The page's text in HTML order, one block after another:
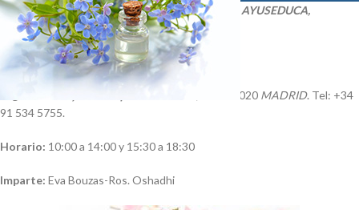
Taller organizado por la Asociación de Ayurveda AYUSEDUCA,
ayuseduca.org
Fecha: Sábado, 6 de Febrero de 2016
C/Orense 9, 7º A. 28020 MADRID. Tel: +34
91 534 5755.
Horario: 10:00 a 14:00 y 15:30 a 18:30
Imparte: Eva Bouzas-Ros. Oshadhi